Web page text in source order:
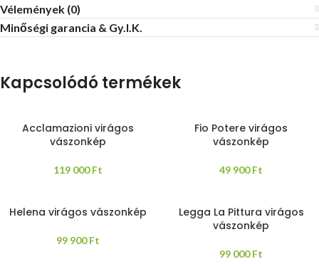
Vélemények (0)
Minőségi garancia & Gy.I.K.
Kapcsolódó termékek
Acclamazioni virágos
vászonkép
119 000Ft
Fio Potere virágos
vászonkép
49 900Ft
Helena virágos vászonkép
99 900Ft
Legga La Pittura virágos
vászonkép
99 000Ft